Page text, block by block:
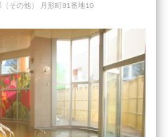
その他） 月形町81番地10